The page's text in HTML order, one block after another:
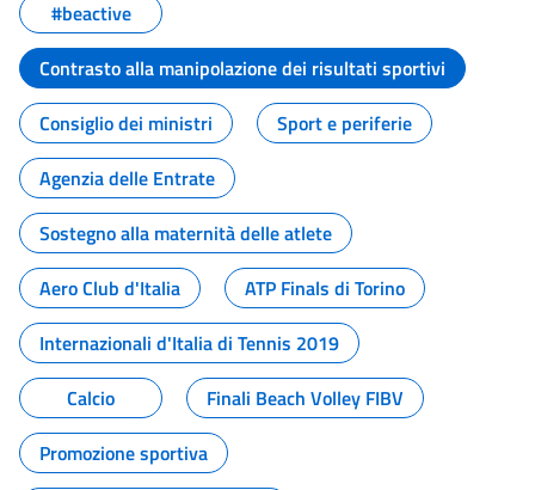
#beactive
Contrasto alla manipolazione dei risultati sportivi
Consiglio dei ministri
Sport e periferie
Agenzia delle Entrate
Sostegno alla maternità delle atlete
Aero Club d'Italia
ATP Finals di Torino
Internazionali d'Italia di Tennis 2019
Calcio
Finali Beach Volley FIBV
Promozione sportiva